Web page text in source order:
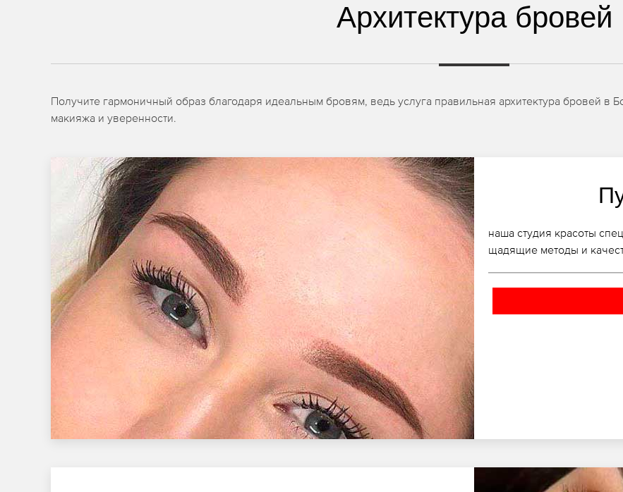
Архитектура бровей
Получите гармоничный образ благодаря идеальным бровям, ведь услуга правильная архитектура бровей в
макияжа и уверенности.
наша студия красоты
щадящие методы и